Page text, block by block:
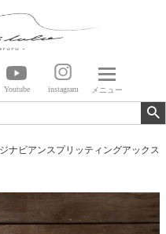
Youtube instagram メニュー
ナビアンスプリッティングアックス